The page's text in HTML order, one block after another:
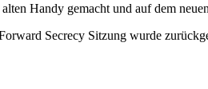
Handy gemacht und auf dem
Secrecy Sitzung wurde